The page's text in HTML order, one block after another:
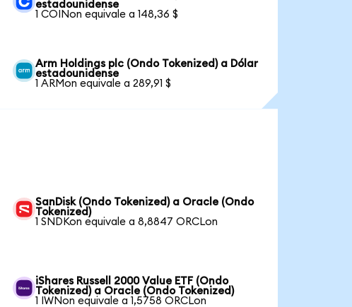
estadounidense
1 COINon equivale a 148,36 $
Arm Holdings plc (Ondo Tokenized) a Dólar
estadounidense
1 ARMon equivale a 289,91 $
SanDisk (Ondo Tokenized) a Oracle (Ondo
Tokenized)
1 SNDKon equivale a 8,8847 ORCLon
iShares Russell 2000 Value ETF (Ondo
Tokenized) a Oracle (Ondo Tokenized)
1 IWNon equivale a 1,5758 ORCLon